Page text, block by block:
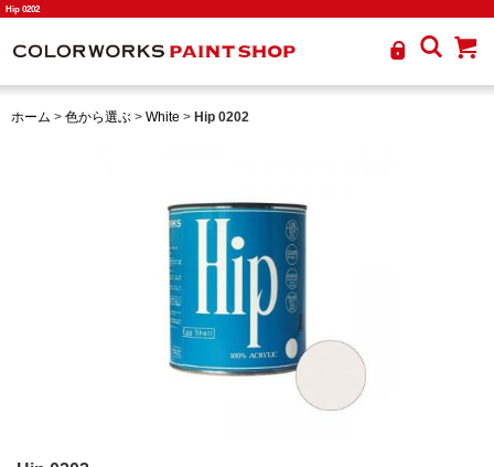
Hip 0202
ホーム > 色から選ぶ > White > Hip 0202